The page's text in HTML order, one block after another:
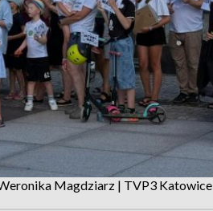
Magdziarz | TVP3 Katowice